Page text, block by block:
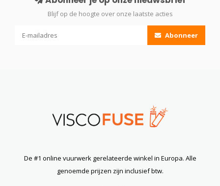
Blijf op de hoogte over onze laatste acties
Abonneer
De #1 online vuurwerk gerelateerde winkel in Europa. Alle
genoemde prijzen zijn inclusief btw.